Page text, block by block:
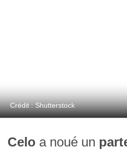
Crédit : Shutterstock
Celo a noué un